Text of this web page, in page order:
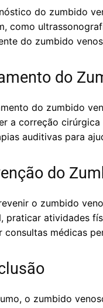
do zumbido
como
do zumbido
do
do zumbido
a correção cirúrgica
auditivas para
do
o zumbido
praticar atividades
consultas médicas
o zumbido